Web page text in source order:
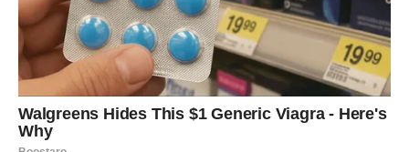
Jer sudbina vam uskoro donosi ogromne pare i razlog da
konačno budete istinski zadovoljne svojim životom.